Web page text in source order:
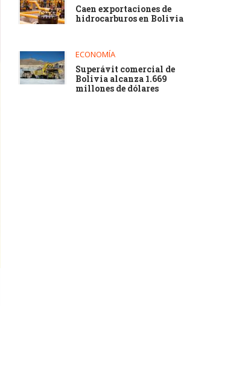
Caen exportaciones de
hidrocarburos en Bolivia
ECONOMÍA
Superávit comercial de
Bolivia alcanza 1.669
millones de dólares